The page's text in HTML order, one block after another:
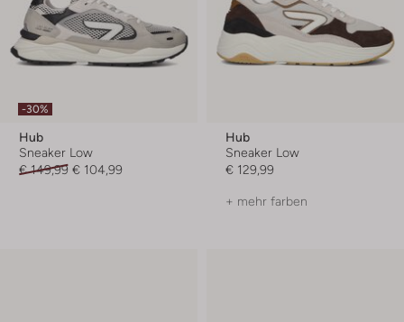
-30%
Hub
Sneaker Low
€ 149,99 € 104,99
Hub
Sneaker Low
€ 129,99
+ mehr farben